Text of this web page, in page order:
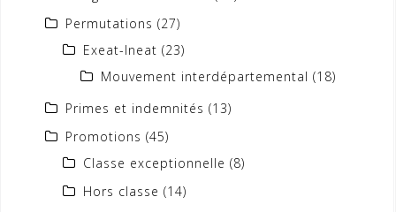
Permutations (27)
Exeat-Ineat (23)
Mouvement interdépartemental (18)
Primes et indemnités (13)
Promotions (45)
Classe exceptionnelle (8)
Hors classe (14)